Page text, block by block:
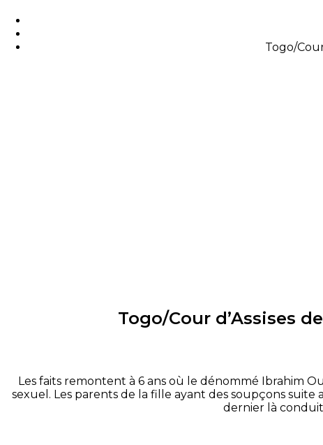
Togo/
Togo/Cour d’Assises
Les faits remontent à 6 ans où le dénommé Ibrahim
sexuel. Les parents de la fille ayant des soupçons suite
dernier là